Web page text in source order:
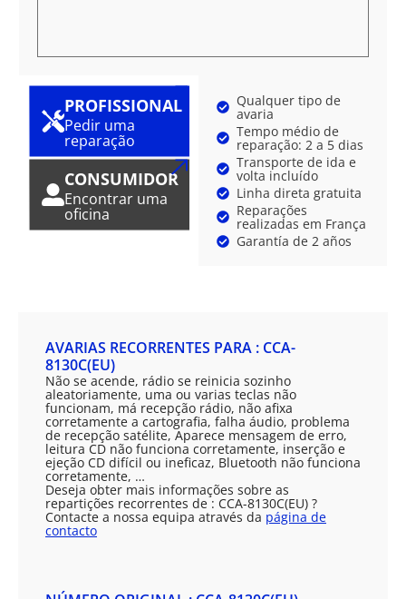
PROFISSIONAL
Pedir uma
reparação
CONSUMIDOR
Encontrar uma
oficina
Qualquer tipo de
avaria
Tempo médio de
reparação: 2 a 5 dias
Transporte de ida e
volta incluído
Linha direta gratuita
Reparações
realizadas em França
Garantía de 2 años
AVARIAS RECORRENTES PARA : CCA-
8130C(EU)
Não se acende, rádio se reinicia sozinho
aleatoriamente, uma ou varias teclas não
funcionam, má recepção rádio, não afixa
corretamente a cartografia, falha áudio, problema
de recepção satélite, Aparece mensagem de erro,
leitura CD não funciona corretamente, inserção e
ejeção CD difícil ou ineficaz, Bluetooth não funciona
corretamente, …
Deseja obter mais informações sobre as
repartições recorrentes de : CCA-8130C(EU) ?
Contacte a nossa equipa através da página de
contacto